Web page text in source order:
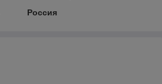
Россия